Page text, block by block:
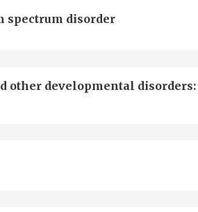
spectrum disorder
other developmental disorders: